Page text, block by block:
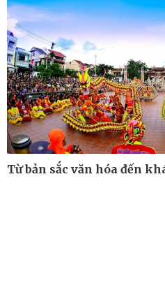
Công nghệ
Sành điệu
Tin Công nghệ
Trải nghiệm
Chuyển đổi số
Từ bản sắc văn hóa đến